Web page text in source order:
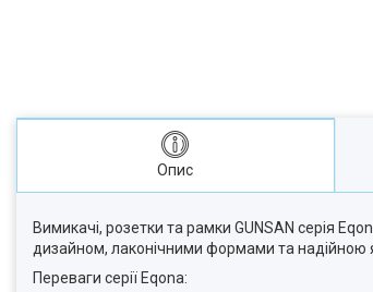
Опис
Вимикачі, розетки та рамки GUNSAN серія
дизайном, лаконічними формами та надійною
Переваги серії Eqona: